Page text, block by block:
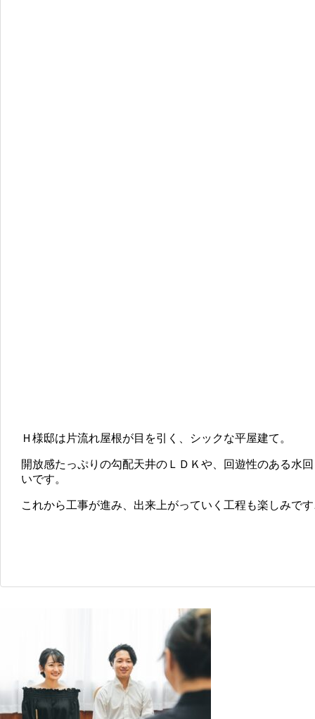
Ｈ様邸は片流れ屋根が目を引く、シックな平屋建て。
開放感たっぷりの勾配天井のＬＤＫや、回遊性のある水
いです。
これから工事が進み、出来上がっていく工程も楽しみです